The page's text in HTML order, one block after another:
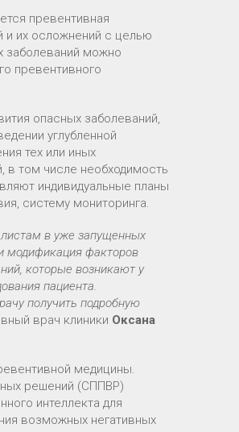
превентивная
и их осложнений с целью
заболеваний можно
превентивного
опасных заболеваний,
углубленной
тех или иных
в том числе необходимость
индивидуальные планы
систему мониторинга.
в уже запущенных
модификация факторов
которые возникают у
пациента.
получить подробную
врач клиники Оксана
медицины.
решений (СППВР)
интеллекта для
возможных негативных